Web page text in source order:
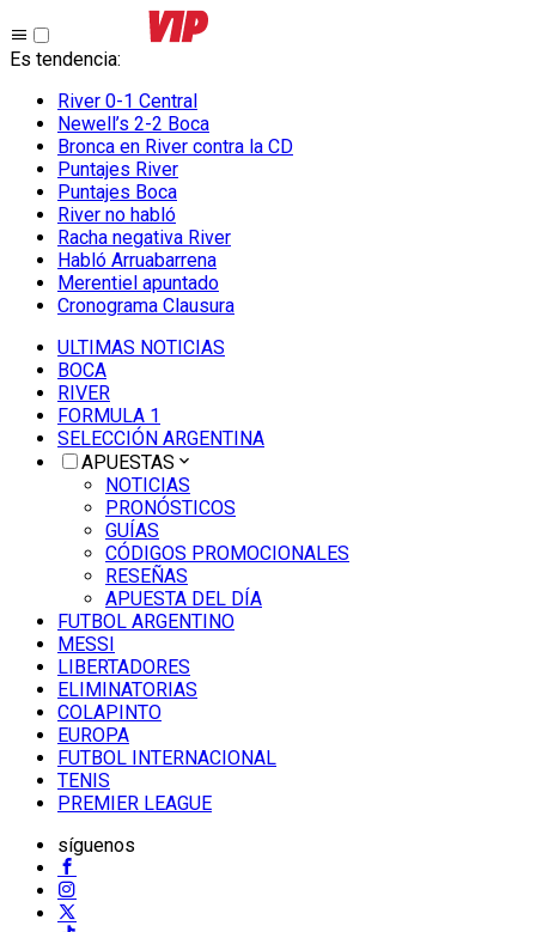
Es tendencia:
River 0-1 Central
Newell’s 2-2 Boca
Bronca en River contra la CD
Puntajes River
Puntajes Boca
River no habló
Racha negativa River
Habló Arruabarrena
Merentiel apuntado
Cronograma Clausura
ULTIMAS NOTICIAS
BOCA
RIVER
FORMULA 1
SELECCIÓN ARGENTINA
APUESTAS
NOTICIAS
PRONÓSTICOS
GUÍAS
CÓDIGOS PROMOCIONALES
RESEÑAS
APUESTA DEL DÍA
FUTBOL ARGENTINO
MESSI
LIBERTADORES
ELIMINATORIAS
COLAPINTO
EUROPA
FUTBOL INTERNACIONAL
TENIS
PREMIER LEAGUE
síguenos